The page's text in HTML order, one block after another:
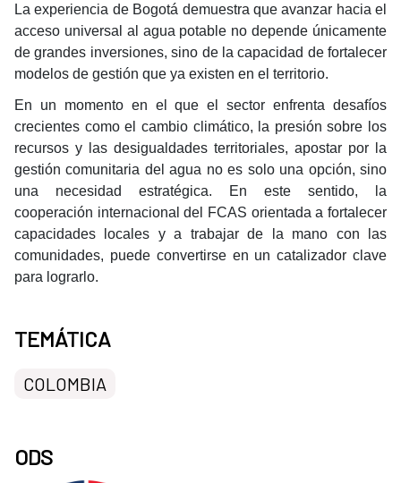
La experiencia de Bogotá demuestra que avanzar hacia el
acceso universal al agua potable no depende únicamente
de grandes inversiones, sino de la capacidad de fortalecer
modelos de gestión que ya existen en el territorio.
En un momento en el que el sector enfrenta desafíos
crecientes como el cambio climático, la presión sobre los
recursos y las desigualdades territoriales, apostar por la
gestión comunitaria del agua no es solo una opción, sino
una necesidad estratégica. En este sentido, la
cooperación internacional del FCAS orientada a fortalecer
capacidades locales y a trabajar de la mano con las
comunidades, puede convertirse en un catalizador clave
para lograrlo.
TEMÁTICA
COLOMBIA
ODS